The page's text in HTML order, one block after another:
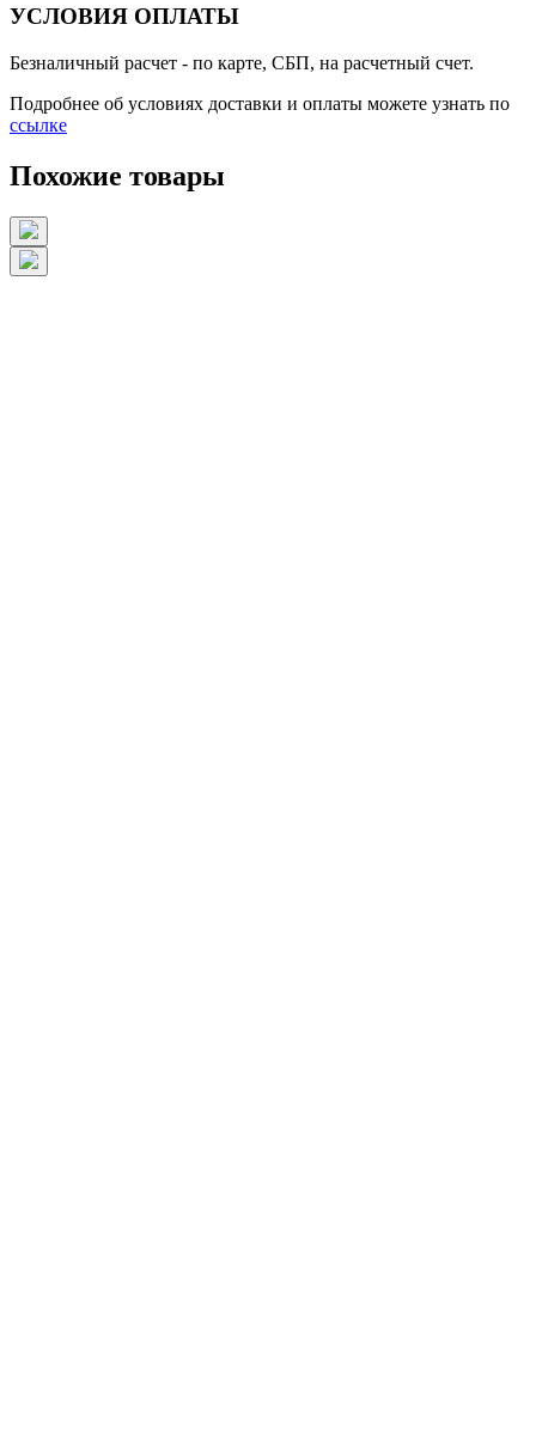
УСЛОВИЯ ОПЛАТЫ
Безналичный расчет - по карте, СБП, на расчетный счет.
Подробнее об условиях доставки и оплаты можете узнать по
ссылке
Похожие товары